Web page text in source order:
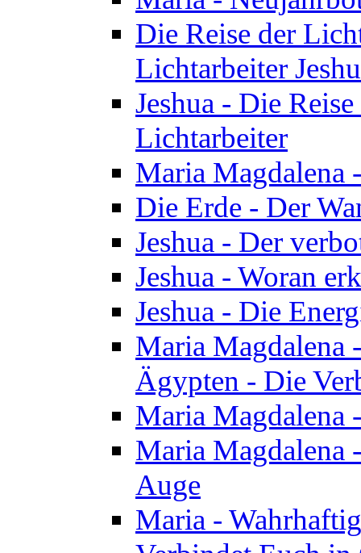
Die Reise der
Lichtarbeiter
Jeshua - Die
Lichtarbeiter
Maria Magdalena
Die Erde - Der
Jeshua - Der
Jeshua - Woran
Jeshua - Die
Maria Magdalena
Ägypten - Die
Maria Magdalena
Maria Magdalena
Auge
Maria -